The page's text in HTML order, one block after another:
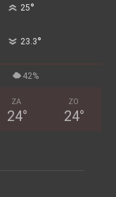
25°
23.3°
42%
ZA
24°
ZO
24°